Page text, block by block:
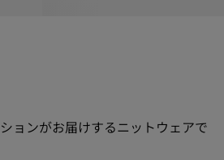
ョンがお届けするニットウェアで